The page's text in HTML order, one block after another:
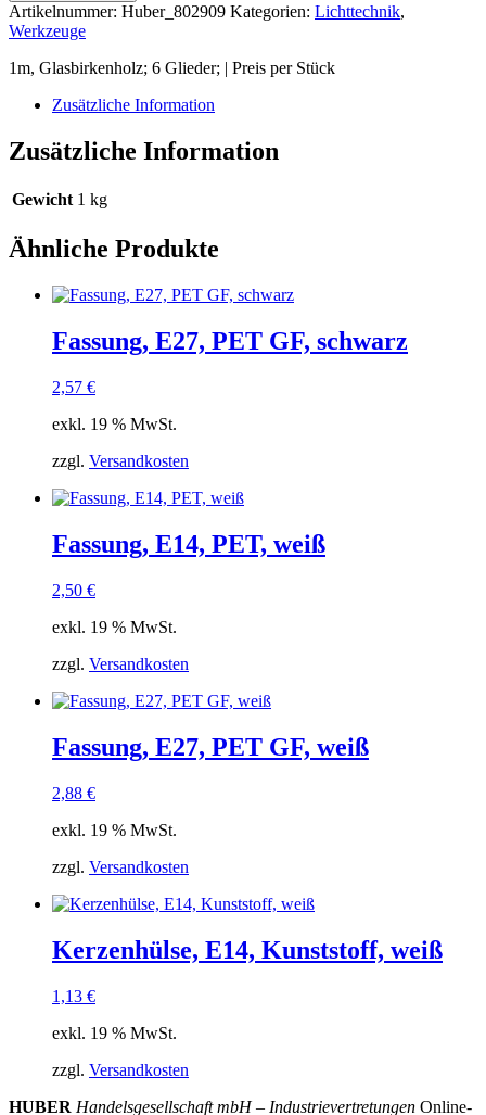
Artikelnummer: Huber_802909 Kategorien: Lichttechnik,
Werkzeuge
1m, Glasbirkenholz; 6 Glieder; | Preis per Stück
Zusätzliche Information
Zusätzliche Information
Gewicht 1 kg
Ähnliche Produkte
Fassung, E27, PET GF, schwarz
2,57 €
exkl. 19 % MwSt.
zzgl. Versandkosten
Fassung, E14, PET, weiß
2,50 €
exkl. 19 % MwSt.
zzgl. Versandkosten
Fassung, E27, PET GF, weiß
2,88 €
exkl. 19 % MwSt.
zzgl. Versandkosten
Kerzenhülse, E14, Kunststoff, weiß
1,13 €
exkl. 19 % MwSt.
zzgl. Versandkosten
HUBER Handelsgesellschaft mbH – Industrievertretungen Online-